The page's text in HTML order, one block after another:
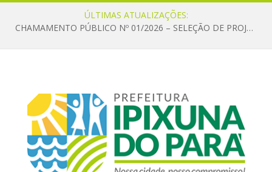
ÚLTIMAS ATUALIZAÇÕES:
CHAMAMENTO PÚBLICO Nº 01/2026 – SELEÇÃO DE PROJETOS PARA FIRMAR TERMO DE EXECUÇÃO CULTURAL COM RECURSOS DA POLÍTICA NACIONAL ALDIR BLANC DE FOMENTO À CULTURA – PNAB (LEI Nº 14.399/2022)